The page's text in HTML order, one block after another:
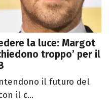
la luce: Margot
troppo’ per il
il futuro del
il c...